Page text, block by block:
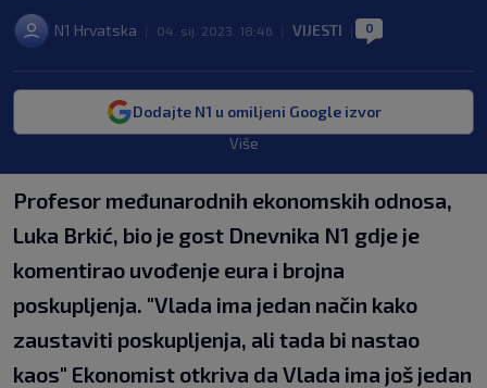
N1 Hrvatska 04. sij. 2023. 18:46 VIJESTI 0
Dodajte N1 u omiljeni Google izvor
Više
Profesor međunarodnih ekonomskih odnosa,
Luka Brkić, bio je gost Dnevnika N1 gdje je
komentirao uvođenje eura i brojna
poskupljenja. "Vlada ima jedan način kako
zaustaviti poskupljenja, ali tada bi nastao
kaos" Ekonomist otkriva da Vlada ima još jedan